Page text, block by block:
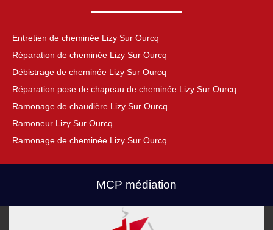
Entretien de cheminée Lizy Sur Ourcq
Réparation de cheminée Lizy Sur Ourcq
Débistrage de cheminée Lizy Sur Ourcq
Réparation pose de chapeau de cheminée Lizy Sur Ourcq
Ramonage de chaudière Lizy Sur Ourcq
Ramoneur Lizy Sur Ourcq
Ramonage de cheminée Lizy Sur Ourcq
MCP médiation